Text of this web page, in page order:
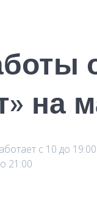
на
с 10 до 19:00
21:00